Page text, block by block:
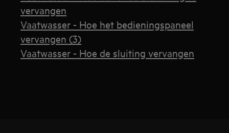
vervangen
Vaatwasser - Hoe het bedieningspaneel
vervangen (3)
Vaatwasser - Hoe de sluiting vervangen